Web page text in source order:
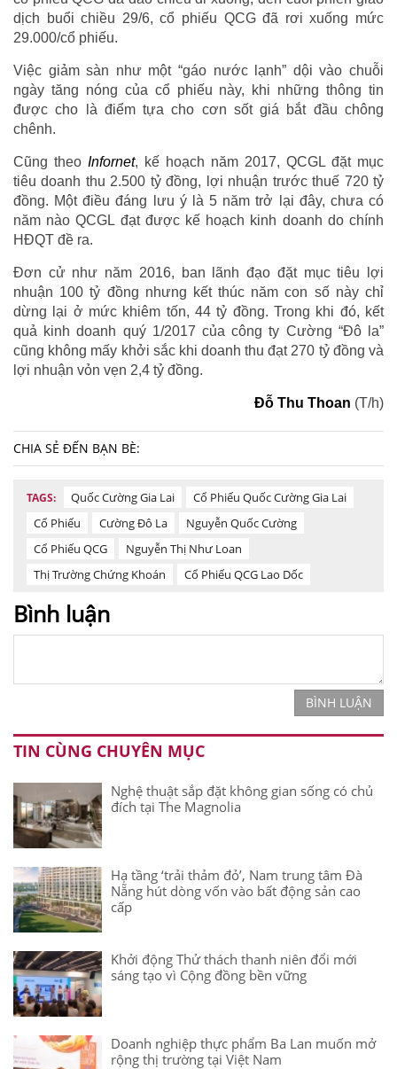
dịch buổi chiều 29/6, cổ phiếu QCG đã rơi xuống mức
29.000/cổ phiếu.
Việc giảm sàn như một “gáo nước lạnh” dội vào chuỗi
ngày tăng nóng của cổ phiếu này, khi những thông tin
được cho là điểm tựa cho cơn sốt giá bắt đầu chông
chênh.
Cũng theo Infornet, kế hoạch năm 2017, QCGL đặt mục
tiêu doanh thu 2.500 tỷ đồng, lợi nhuận trước thuế 720 tỷ
đồng. Một điều đáng lưu ý là 5 năm trở lại đây, chưa có
năm nào QCGL đạt được kế hoạch kinh doanh do chính
HĐQT đề ra.
Đơn cử như năm 2016, ban lãnh đạo đặt mục tiêu lợi
nhuận 100 tỷ đồng nhưng kết thúc năm con số này chỉ
dừng lại ở mức khiêm tốn, 44 tỷ đồng. Trong khi đó, kết
quả kinh doanh quý 1/2017 của công ty Cường “Đô la”
cũng không mấy khởi sắc khi doanh thu đạt 270 tỷ đồng và
lợi nhuận vỏn vẹn 2,4 tỷ đồng.
Đỗ Thu Thoan (T/h)
CHIA SẺ ĐẾN BẠN BÈ:
TAGS: Quốc Cường Gia Lai
Cổ Phiếu Quốc Cường Gia Lai
Cổ Phiếu
Cường Đô La
Nguyễn Quốc Cường
Cổ Phiếu QCG
Nguyễn Thị Như Loan
Thị Trường Chứng Khoán
Cổ Phiếu QCG Lao Dốc
Bình luận
BÌNH LUẬN
TIN CÙNG CHUYÊN MỤC
Nghệ thuật sắp đặt không gian sống có chủ
đích tại The Magnolia
Hạ tầng ‘trải thảm đỏ’, Nam trung tâm Đà
Nẵng hút dòng vốn vào bất động sản cao
cấp
Khởi động Thử thách thanh niên đổi mới
sáng tạo vì Cộng đồng bền vững
Doanh nghiệp thực phẩm Ba Lan muốn mở
rộng thị trường tại Việt Nam